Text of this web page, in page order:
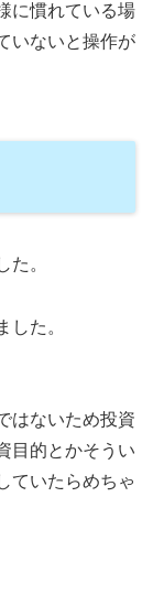
に慣れている場
いないと操作が
た。
した。
はないため投資
目的とかそうい
ていたらめちゃ